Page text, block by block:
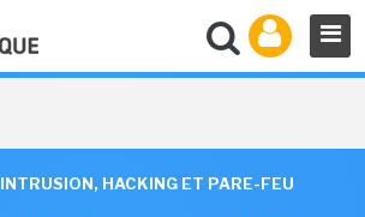
INTRUSION, HACKING ET PARE-FEU